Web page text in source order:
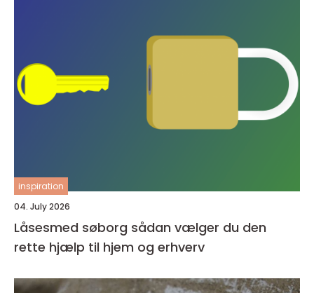
inspiration
04. July 2026
Låsesmed søborg sådan vælger du den
rette hjælp til hjem og erhverv